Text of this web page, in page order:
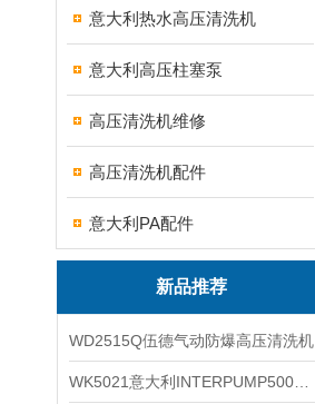
意大利热水高压清洗机
意大利高压柱塞泵
高压清洗机维修
高压清洗机配件
意大利PA配件
新品推荐
WD2515Q伍德气动防爆高压清洗机